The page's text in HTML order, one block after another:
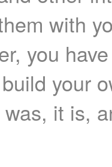
with
you
your
was, it is,